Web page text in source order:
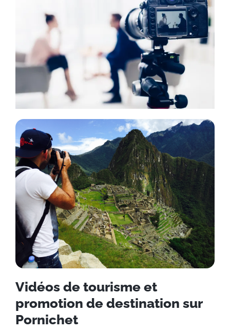
Vidéos de tourisme et
promotion de destination sur
Pornichet